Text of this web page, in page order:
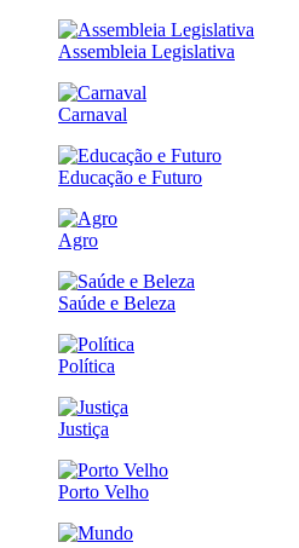
Assembleia Legislativa
Carnaval
Educação e Futuro
Agro
Saúde e Beleza
Política
Justiça
Porto Velho